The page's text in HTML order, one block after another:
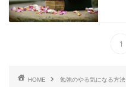
1
HOME 勉強のやる気になる方法